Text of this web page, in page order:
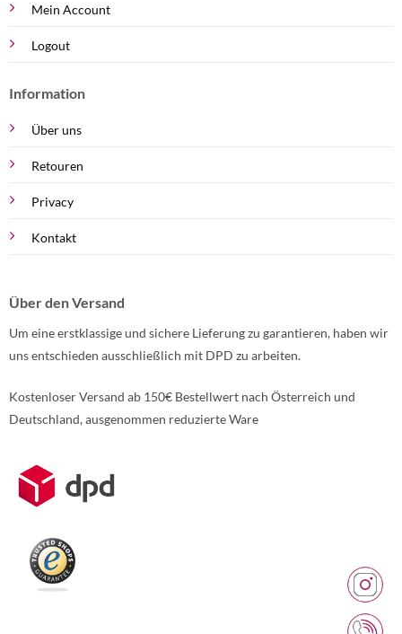
Mein Account
Logout
Information
Über uns
Retouren
Privacy
Kontakt
Über den Versand
Um eine erstklassige und sichere Lieferung zu garantieren, haben wir
uns entschieden ausschließlich mit DPD zu arbeiten.
Kostenloser Versand ab 150€ Bestellwert nach Österreich und
Deutschland, ausgenommen reduzierte Ware
Weitere Informationen über den gesperrten Inhalt.